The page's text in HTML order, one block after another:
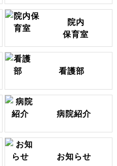
院内
保育室
看護部
病院紹介
お知らせ